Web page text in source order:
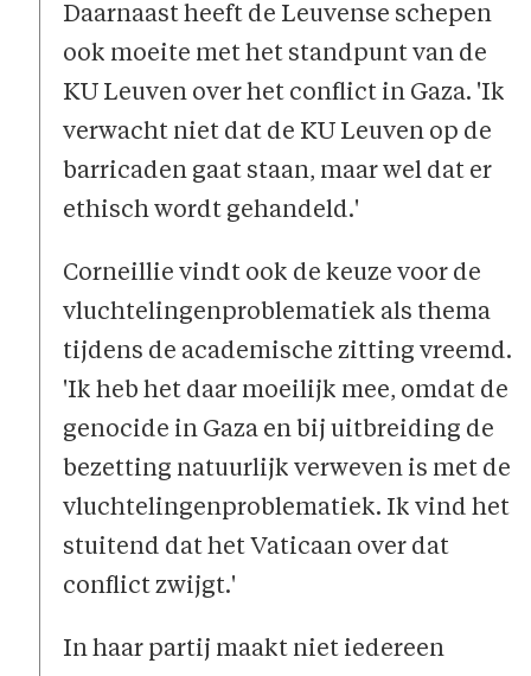
Daarnaast heeft de Leuvense schepen
ook moeite met het standpunt van de
KU Leuven over het conflict in Gaza. 'Ik
verwacht niet dat de KU Leuven op de
barricaden gaat staan, maar wel dat er
ethisch wordt gehandeld.'
Corneillie vindt ook de keuze voor de
vluchtelingenproblematiek als thema
tijdens de academische zitting vreemd.
'Ik heb het daar moeilijk mee, omdat de
genocide in Gaza en bij uitbreiding de
bezetting natuurlijk verweven is met de
vluchtelingenproblematiek. Ik vind het
stuitend dat het Vaticaan over dat
conflict zwijgt.'
In haar partij maakt niet iedereen